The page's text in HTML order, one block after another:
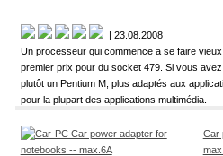
| 23.08.2008
Un processeur qui commence a se faire
premier prix pour du socket 479. Si vous
plutôt un Pentium M, plus adaptés aux
pour la plupart des applications multimédia.
Car